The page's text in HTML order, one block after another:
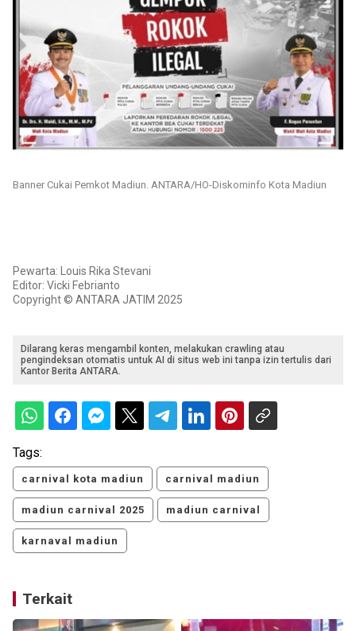
Banner Cukai Pemkot Madiun. ANTARA/HO-Diskominfo Kota Madiun
Pewarta: Louis Rika Stevani
Editor: Vicki Febrianto
Copyright © ANTARA JATIM 2025
Dilarang keras mengambil konten, melakukan crawling atau
pengindeksan otomatis untuk AI di situs web ini tanpa izin tertulis dari
Kantor Berita ANTARA.
Tags:
carnival kota madiun carnival madiun
madiun carnival 2025 madiun carnival
karnaval madiun
Terkait